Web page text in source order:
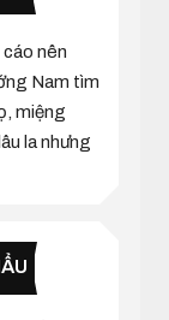
nên
Nam tìm
miệng
la nhưng